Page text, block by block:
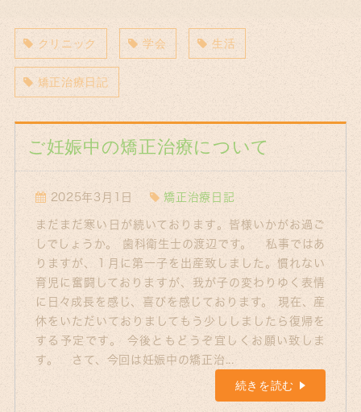
クリニック 学会 生活
矯正治療日記
ご妊娠中の矯正治療について
2025年3月1日 矯正治療日記
まだまだ寒い日が続いております。皆様いかがお過ご
しでしょうか。 歯科衛生士の渡辺です。 私事ではあ
りますが、１月に第一子を出産致しました。慣れない
育児に奮闘しておりますが、我が子の変わりゆく表情
に日々成長を感じ、喜びを感じております。 現在、産
休をいただいておりましてもう少ししましたら復帰を
する予定です。 今後ともどうぞ宜しくお願い致しま
す。 さて、今回は妊娠中の矯正治...
続きを読む